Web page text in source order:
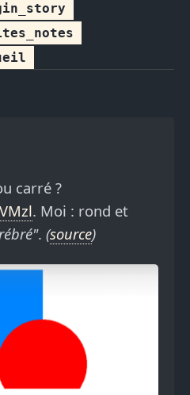
carré ?
. Moi : rond et
. (source)